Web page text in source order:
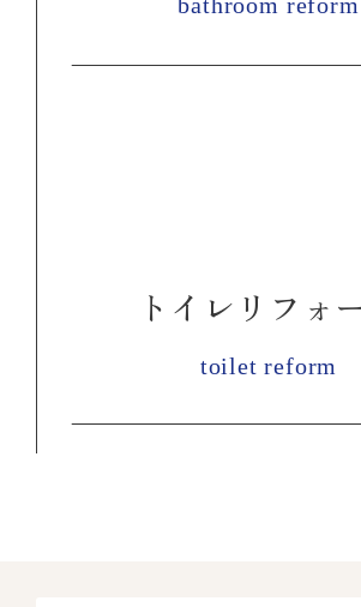
トイレリフォ
toilet reform